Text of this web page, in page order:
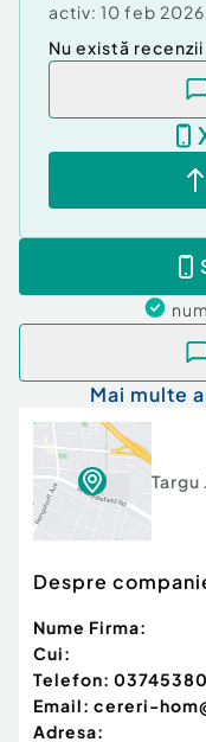
activ: 10 feb 2026
Nu există recenzii
Mai multe
Targu
Despre
Nume Firma:
Cui:
Telefon:
Email: cereri-
Adresa: